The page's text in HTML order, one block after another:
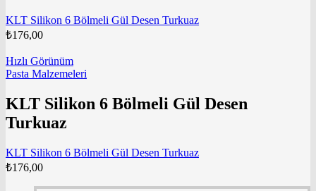
KLT Silikon 6 Bölmeli Gül Desen Turkuaz
₺176,00
Hızlı Görünüm
Pasta Malzemeleri
KLT Silikon 6 Bölmeli Gül Desen
Turkuaz
KLT Silikon 6 Bölmeli Gül Desen Turkuaz
₺176,00